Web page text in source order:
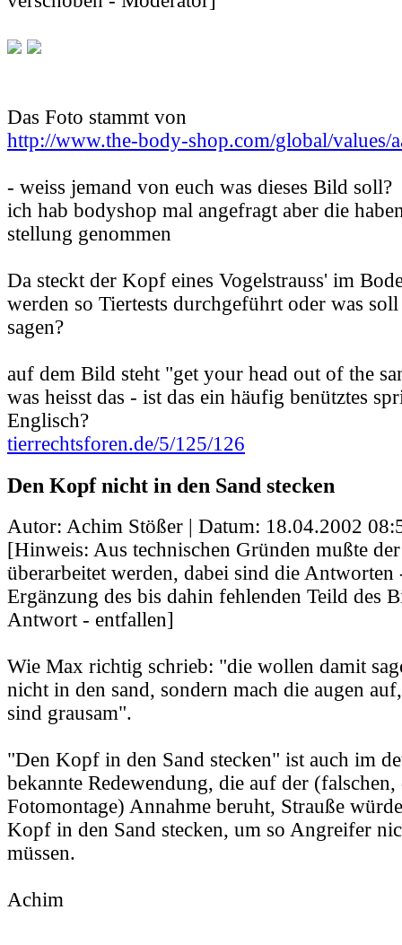
Das Foto stammt von
http://www.the-body-shop.com/global/values/
- weiss jemand von euch was dieses Bild soll?
ich hab bodyshop mal angefragt aber die
stellung genommen
Da steckt der Kopf eines Vogelstrauss' im
werden so Tiertests durchgeführt oder was
sagen?
auf dem Bild steht "get your head out of the
was heisst das - ist das ein häufig benütztes
Englisch?
tierrechtsforen.de/5/125/126
Den Kopf nicht in den Sand stecken
Autor: Achim Stößer | Datum: 18.04.2002
[Hinweis: Aus technischen Gründen mußte
überarbeitet werden, dabei sind die Antworten
Ergänzung des bis dahin fehlenden Teild des
Antwort - entfallen]
Wie Max richtig schrieb: "die wollen damit
nicht in den sand, sondern mach die augen
sind grausam".
"Den Kopf in den Sand stecken" ist auch im
bekannte Redewendung, die auf der
Fotomontage) Annahme beruht, Strauße
Kopf in den Sand stecken, um so Angreifer
müssen.
Achim